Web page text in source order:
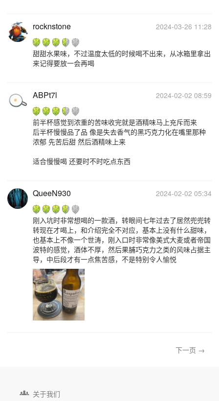
rocknstone 2024-03-26 11:28
甜甜水果味，不过温度太低的时候喝不出来，从冰箱里拿出
来记得要放一会再喝
ABPt7l 2024-02-02 08:59
前半杯感觉到浓重的苦味收完就是酒精味马上充斥而来
后半杯慢慢品了品 像是失去香气的黑巧克力化在嘴里那种
浓郁 先苦后甜 然后酒精味上来
适合慢慢喝 还要时不时吃点东西
QueeN930 2024-02-02 05:34
刚入坑时非常想喝的一款酒，转眼间七年过去了居然兜兜转
转现在才喝上，和介绍完全不对应，基本上没有什么甜味，
也基本上不像一个世涛，刚入口时非常像美式大麦或者帝国
波特的感觉，酒体不厚，然后果脯巧克力之类的风味占据主
导，中后段才有一点焦苦感，不是特别令人愉悦
下一页 →
 关于我们